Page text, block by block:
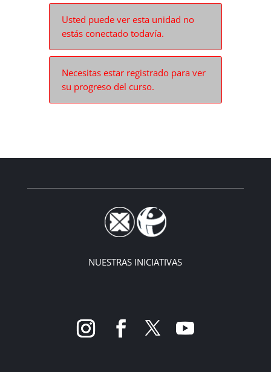
Usted puede ver esta unidad no
estás conectado todavía.
Necesitas estar registrado para ver
su progreso del curso.
NUESTRAS INICIATIVAS